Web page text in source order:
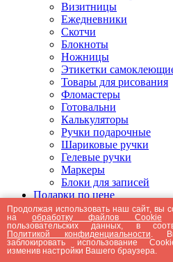
Визитницы
Ежедневники
Скотчи
Блокноты
Ножницы
Этикетки
Товары для рисования
Фломастеры
Готовальни
Калькуляторы
Ручки подарочные
Шариковые ручки
Гелевые ручки
Маркеры
Блоки для записей
Подарки по цене
Подарки от 5000
Подарки до 5000
Подарки до 3000
Подарки до 2000
Подарки до 1000 рублей
Продолжая использовать наш сайт, вы
наобработку файлов Cookie
пользовательских данных, в
Политикой конфиденциальности .
заблокировать использование
изменив настройки Вашего браузера.